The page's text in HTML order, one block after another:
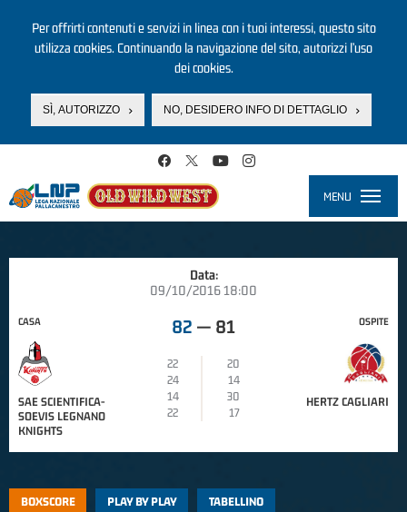
Per offrirti contenuti e servizi in linea con i tuoi interessi, questo sito
utilizza cookies. Continuando la navigazione del sito, autorizzi l’uso
dei cookies.
SÌ, AUTORIZZO NO, DESIDERO INFO DI DETTAGLIO
MENU
Data:
09/10/2016 18:00
CASA
SAE SCIENTIFICA-
SOEVIS LEGNANO
KNIGHTS
82 — 81
22
20
24
14
14
30
22
17
OSPITE
HERTZ CAGLIARI
BOXSCORE PLAY BY PLAY TABELLINO